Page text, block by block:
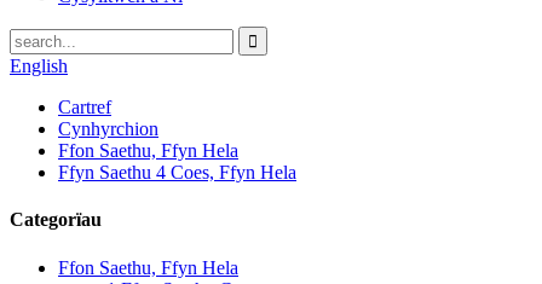
English
Cartref
Cynhyrchion
Ffon Saethu, Ffyn Hela
Ffyn Saethu 4 Coes, Ffyn Hela
Categorïau
Ffon Saethu, Ffyn Hela